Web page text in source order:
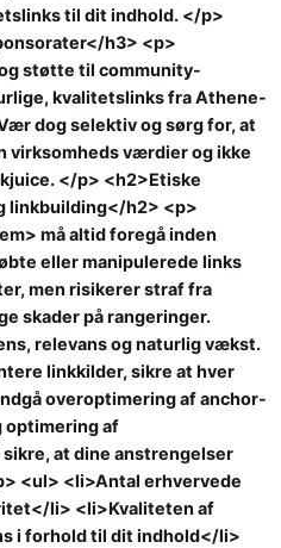
til dit indhold. </p>
h3> <p>
støtte til community-
kvalitetslinks fra Athene-
dog selektiv og sørg for, at
virksomheds værdier og ikke
</p> <h2>Etiske
h2> <p>
må altid foregå inden
eller manipulerede links
men risikerer straf fra
skader på rangeringer.
relevans og naturlig vækst.
linkkilder, sikre at hver
overoptimering af anchor-
optimering af
at dine anstrengelser
<ul> <li>Antal erhvervede
li> <li>Kvaliteten af
i forhold til dit indhold</li>